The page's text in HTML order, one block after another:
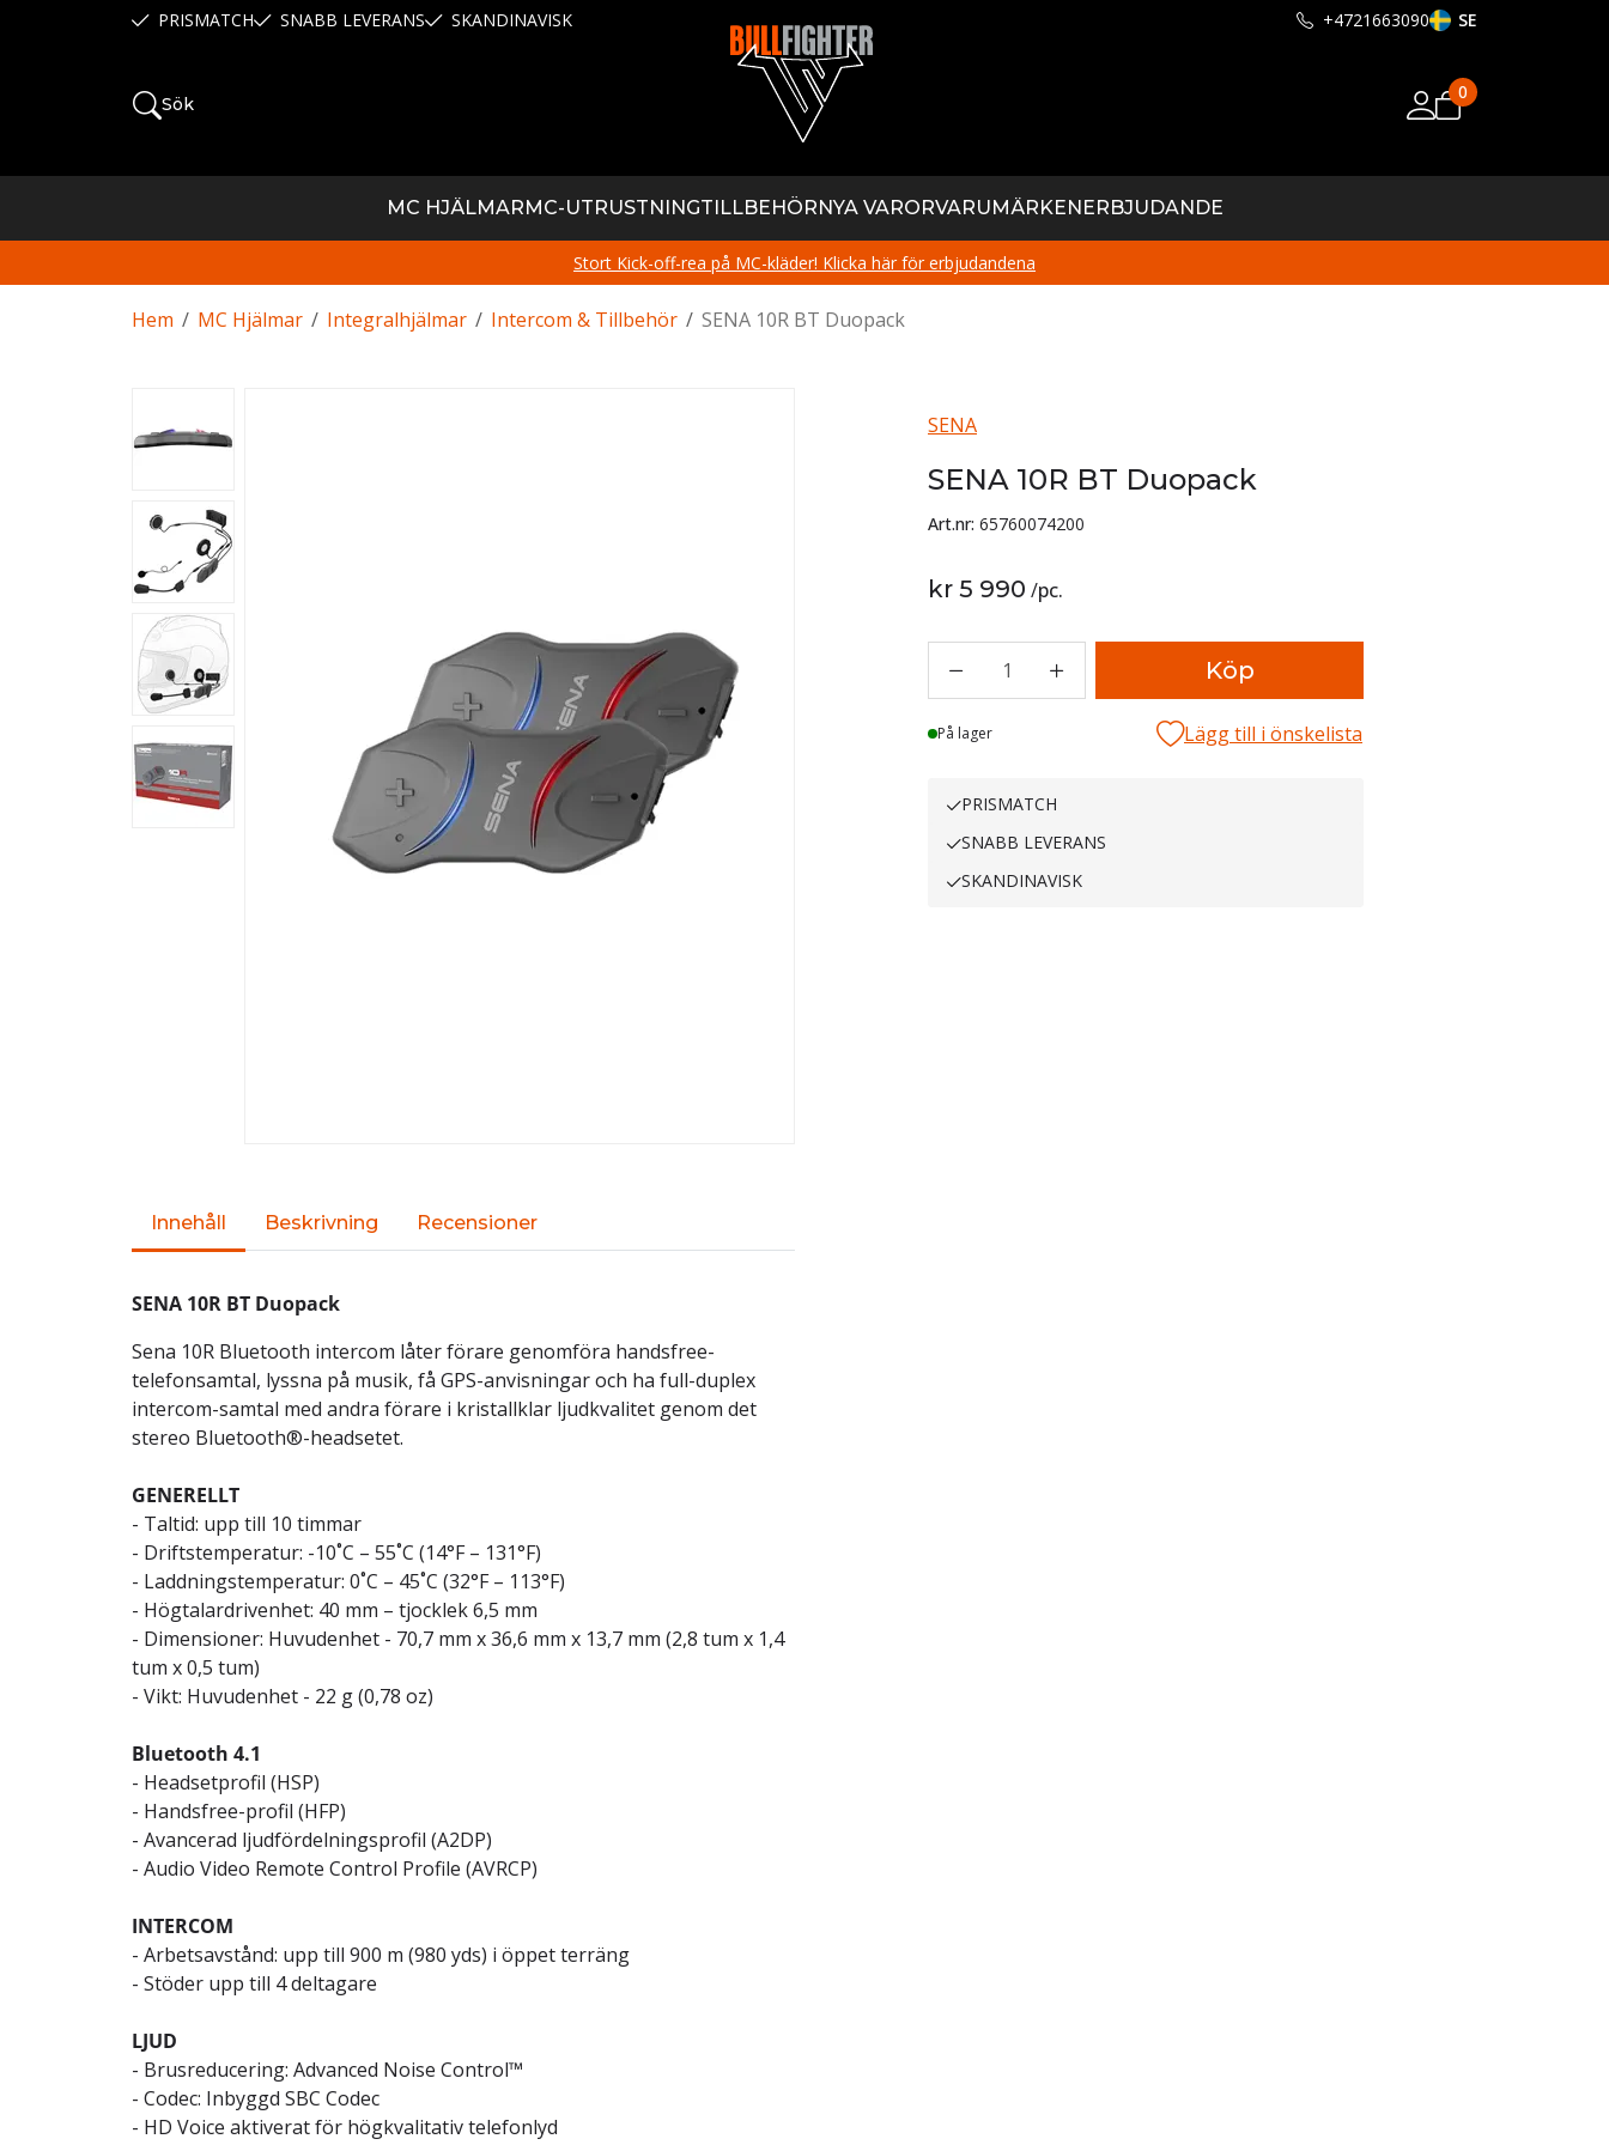
PRISMATCH SNABB LEVERANS SKANDINAVISK +4721663090 SE
Sök
0
MC HJÄLMARMC-UTRUSTNINGTILLBEHÖRNYA VARORVARUMÄRKENERBJUDANDE
Stort Kick-off-rea på MC-kläder! Klicka här för erbjudandena
/
Hem /
MC Hjälmar /
Integralhjälmar /
Intercom & Tillbehör SENA 10R BT Duopack
SENA
SENA 10R BT Duopack
Art.nr: 65760074200
kr 5 990 /pc.
1 Köp
Lager
På lager Lägg till i önskelista
PRISMATCH
SNABB LEVERANS
SKANDINAVISK
Innehåll Beskrivning Recensioner
SENA 10R BT Duopack
Sena 10R Bluetooth intercom låter förare genomföra handsfree-
telefonsamtal, lyssna på musik, få GPS-anvisningar och ha full-duplex
intercom-samtal med andra förare i kristallklar ljudkvalitet genom det
stereo Bluetooth®-headsetet.
GENERELLT
- Taltid: upp till 10 timmar
- Driftstemperatur: -10˚C – 55˚C (14°F – 131°F)
- Laddningstemperatur: 0˚C – 45˚C (32°F – 113°F)
- Högtalardrivenhet: 40 mm – tjocklek 6,5 mm
- Dimensioner: Huvudenhet - 70,7 mm x 36,6 mm x 13,7 mm (2,8 tum x 1,4
tum x 0,5 tum)
- Vikt: Huvudenhet - 22 g (0,78 oz)
Bluetooth 4.1
- Headsetprofil (HSP)
- Handsfree-profil (HFP)
- Avancerad ljudfördelningsprofil (A2DP)
- Audio Video Remote Control Profile (AVRCP)
INTERCOM
- Arbetsavstånd: upp till 900 m (980 yds) i öppet terräng
- Stöder upp till 4 deltagare
LJUD
- Brusreducering: Advanced Noise Control™
- Codec: Inbyggd SBC Codec
- HD Voice aktiverat för högkvalitativ telefonlyd